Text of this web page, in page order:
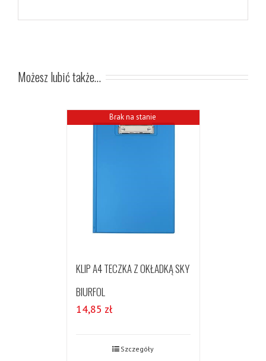
Możesz lubić także…
Brak na stanie
KLIP A4 TECZKA Z OKŁADKĄ SKY
BIURFOL
14,85 zł
Szczegóły